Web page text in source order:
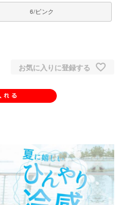
防止・弱酸性pH対応のハイブ
国内縫製工場で一つひとつ丁寧
ケア期間もスムーズに対応でき
ます
トロール機能
を吸収して保温するハイブリ
6/ピンク
お気に入りに登録する